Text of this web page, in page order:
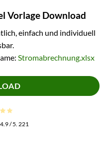
Vorlage Download
einfach und individuell
Stromabrechnung.xlsx
4.9/ 5. 221